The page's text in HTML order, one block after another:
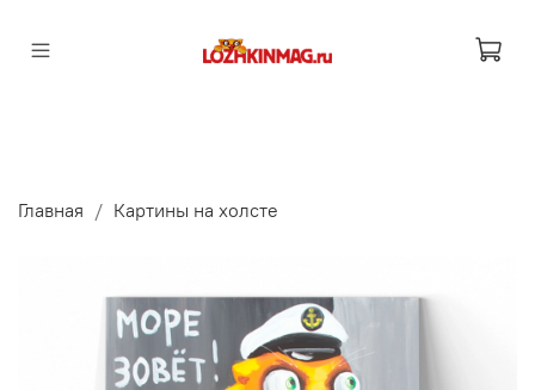
Главная Картины на холсте